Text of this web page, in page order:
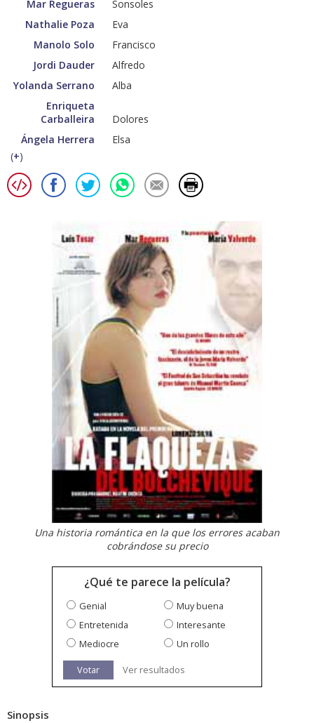
Mar Regueras
Sonsoles
Nathalie Poza
Eva
Manolo Solo
Francisco
Jordi Dauder
Alfredo
Yolanda Serrano
Alba
Enriqueta
Carballeira
Dolores
Ángela Herrera
Elsa
(+)
Una historia romántica en la que los errores acaban
cobrándose su precio
¿Qué te parece la película?
Genial
Muy buena
Entretenida
Interesante
Mediocre
Un rollo
Votar Ver resultados
Sinopsis